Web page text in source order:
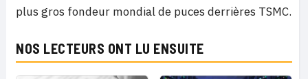
plus gros fondeur mondial de puces derrières TSMC.
NOS LECTEURS ONT LU ENSUITE